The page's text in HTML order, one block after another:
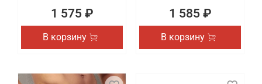
1 575 ₽
В корзину
1 585 ₽
В корзину